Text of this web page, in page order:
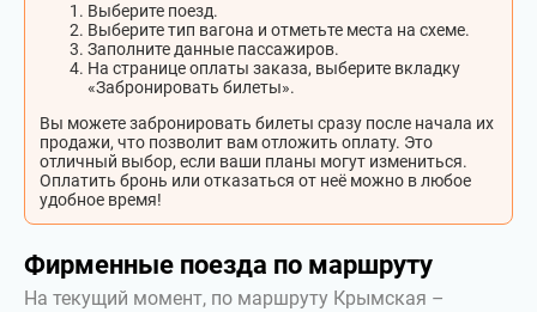
Выберите поезд.
Выберите тип вагона и отметьте места на схеме.
Заполните данные пассажиров.
На странице оплаты заказа, выберите вкладку
«Забронировать билеты».
Вы можете забронировать билеты сразу после начала их
продажи, что позволит вам отложить оплату. Это
отличный выбор, если ваши планы могут измениться.
Оплатить бронь или отказаться от неё можно в любое
удобное время!
Фирменные поезда по маршруту
На текущий момент, по маршруту Крымская –